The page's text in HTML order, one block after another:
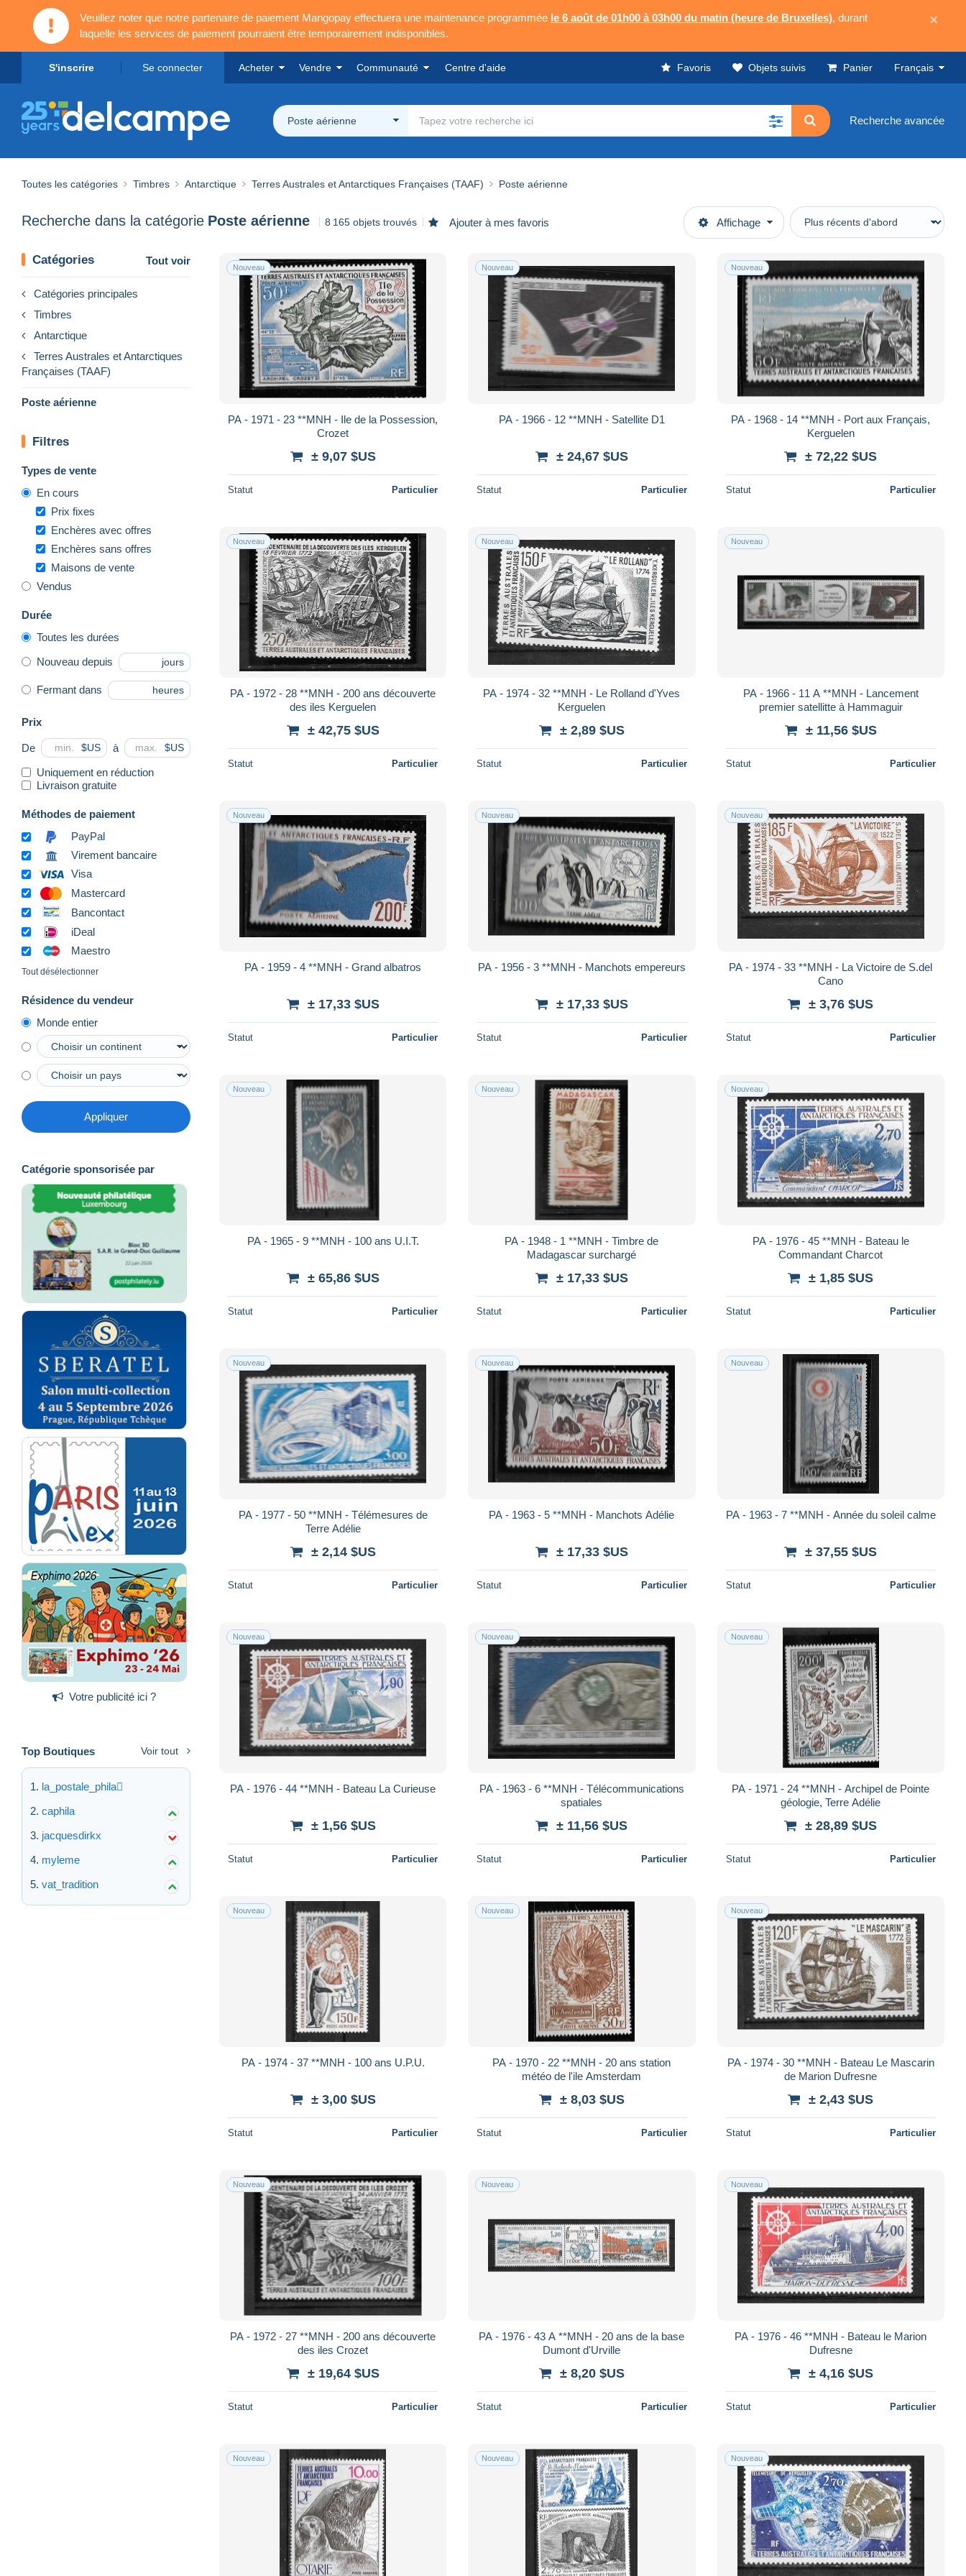
Veuillez noter que notre partenaire de paiement Mangopay effectuera une maintenance programmée le 6 août de 01h00 à 03h00 du matin (heure de Bruxelles), durant
laquelle les services de paiement pourraient être temporairement indisponibles.
×
S'inscrire Se connecter Acheter Vendre Communauté Centre d'aide Favoris Objets suivis Panier Français
Poste aérienne Recherche avancée
Toutes les catégories Timbres Antarctique Terres Australes et Antarctiques Françaises (TAAF) Poste aérienne
Recherche dans la catégorie Poste aérienne 8 165 objets trouvés Ajouter à mes favoris Affichage
Catégories Tout voir
Catégories principales
Timbres
Antarctique
Terres Australes et Antarctiques
Françaises (TAAF)
Poste aérienne
Filtres
Types de vente
En cours
Prix fixes
Enchères avec offres
Enchères sans offres
Maisons de vente
Vendus
Durée
Toutes les durées
Nouveau depuis jours
Fermant dans heures
Prix
De $US à $US
Uniquement en réduction
Livraison gratuite
Méthodes de paiement
PayPal
Virement bancaire
Visa
Mastercard
Bancontact
iDeal
Maestro
Tout désélectionner
Résidence du vendeur
Monde entier
Appliquer
Catégorie sponsorisée par
Votre publicité ici ?
Top Boutiques Voir tout
la_postale_phila
caphila
jacquesdirkx
myleme
vat_tradition
Nouveau
PA - 1971 - 23 **MNH - Ile de la Possession,
Crozet
± 9,07 $US
Statut Particulier
Nouveau
PA - 1966 - 12 **MNH - Satellite D1
± 24,67 $US
Statut Particulier
Nouveau
PA - 1968 - 14 **MNH - Port aux Français,
Kerguelen
± 72,22 $US
Statut Particulier
Nouveau
PA - 1972 - 28 **MNH - 200 ans découverte
des iles Kerguelen
± 42,75 $US
Statut Particulier
Nouveau
PA - 1974 - 32 **MNH - Le Rolland d'Yves
Kerguelen
± 2,89 $US
Statut Particulier
Nouveau
PA - 1966 - 11 A **MNH - Lancement
premier satellitte à Hammaguir
± 11,56 $US
Statut Particulier
Nouveau
PA - 1959 - 4 **MNH - Grand albatros
± 17,33 $US
Statut Particulier
Nouveau
PA - 1956 - 3 **MNH - Manchots empereurs
± 17,33 $US
Statut Particulier
Nouveau
PA - 1974 - 33 **MNH - La Victoire de S.del
Cano
± 3,76 $US
Statut Particulier
Nouveau
PA - 1965 - 9 **MNH - 100 ans U.I.T.
± 65,86 $US
Statut Particulier
Nouveau
PA - 1948 - 1 **MNH - Timbre de
Madagascar surchargé
± 17,33 $US
Statut Particulier
Nouveau
PA - 1976 - 45 **MNH - Bateau le
Commandant Charcot
± 1,85 $US
Statut Particulier
Nouveau
PA - 1977 - 50 **MNH - Télémesures de
Terre Adélie
± 2,14 $US
Statut Particulier
Nouveau
PA - 1963 - 5 **MNH - Manchots Adélie
± 17,33 $US
Statut Particulier
Nouveau
PA - 1963 - 7 **MNH - Année du soleil calme
± 37,55 $US
Statut Particulier
Nouveau
PA - 1976 - 44 **MNH - Bateau La Curieuse
± 1,56 $US
Statut Particulier
Nouveau
PA - 1963 - 6 **MNH - Télécommunications
spatiales
± 11,56 $US
Statut Particulier
Nouveau
PA - 1971 - 24 **MNH - Archipel de Pointe
géologie, Terre Adélie
± 28,89 $US
Statut Particulier
Nouveau
PA - 1974 - 37 **MNH - 100 ans U.P.U.
± 3,00 $US
Statut Particulier
Nouveau
PA - 1970 - 22 **MNH - 20 ans station
météo de l'ile Amsterdam
± 8,03 $US
Statut Particulier
Nouveau
PA - 1974 - 30 **MNH - Bateau Le Mascarin
de Marion Dufresne
± 2,43 $US
Statut Particulier
Nouveau
PA - 1972 - 27 **MNH - 200 ans découverte
des iles Crozet
± 19,64 $US
Statut Particulier
Nouveau
PA - 1976 - 43 A **MNH - 20 ans de la base
Dumont d'Urville
± 8,20 $US
Statut Particulier
Nouveau
PA - 1976 - 46 **MNH - Bateau le Marion
Dufresne
± 4,16 $US
Statut Particulier
Nouveau Nouveau Nouveau